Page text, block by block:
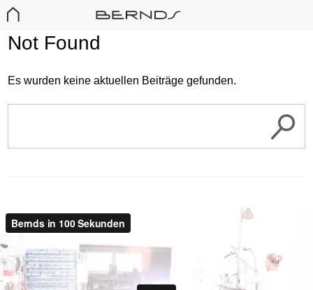
Not Found
Es wurden keine aktuellen Beiträge gefunden.